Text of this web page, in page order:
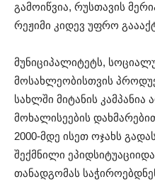
გამოიწვია, რუსთავის
რეჟიმი კიდევ უფრო
მუნიციპალიტეტს,
მოსახლეობისთვის
სახლში მიტანის კამპანია
მოხალისეების
2000-მდე ისეთ ოჯახს
შექმნილი
თანადგომას